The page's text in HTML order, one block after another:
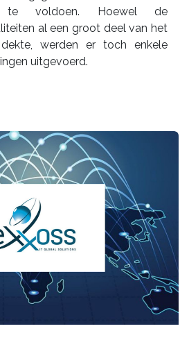
te voldoen. Hoewel de
al een groot deel van het
werden er toch enkele
uitgevoerd.